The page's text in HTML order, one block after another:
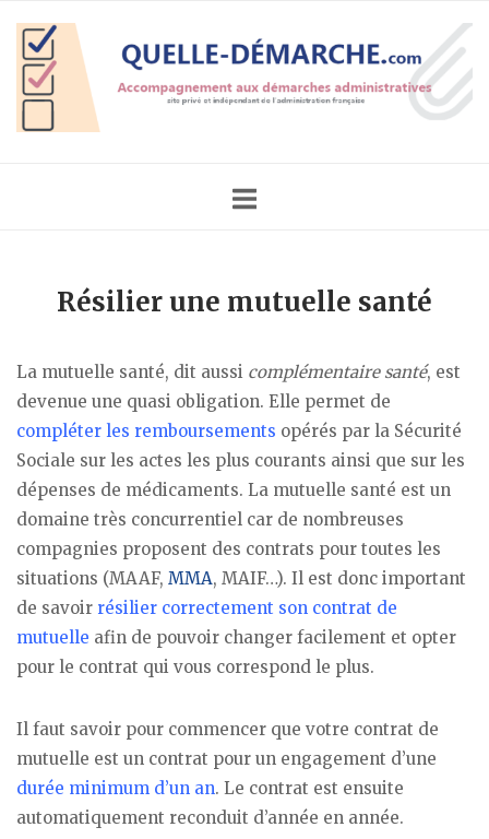
content
Home
Résilier une mutuelle santé
La mutuelle santé, dit aussi complémentaire santé, est
devenue une quasi obligation. Elle permet de
compléter les remboursements opérés par la Sécurité
Sociale sur les actes les plus courants ainsi que sur les
dépenses de médicaments. La mutuelle santé est un
domaine très concurrentiel car de nombreuses
compagnies proposent des contrats pour toutes les
situations (MAAF, MMA, MAIF…). Il est donc important
de savoir résilier correctement son contrat de
mutuelle afin de pouvoir changer facilement et opter
pour le contrat qui vous correspond le plus.
Il faut savoir pour commencer que votre contrat de
mutuelle est un contrat pour un engagement d’une
durée minimum d’un an. Le contrat est ensuite
automatiquement reconduit d’année en année.